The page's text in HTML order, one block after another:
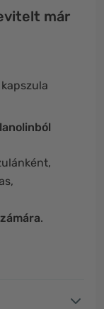
már
lanolinból
.